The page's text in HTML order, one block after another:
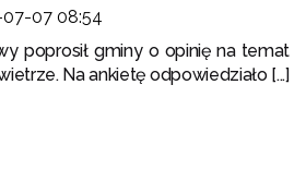
07 08:54
poprosił gminy o opinię na temat
Na ankietę odpowiedziało [...]